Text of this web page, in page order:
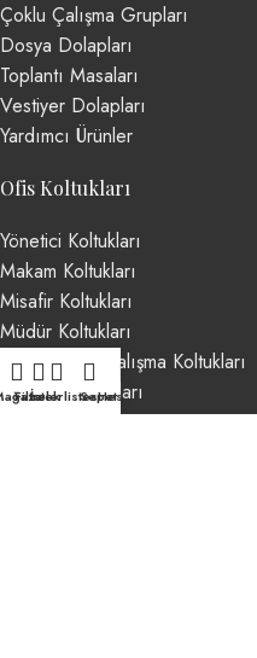
Çoklu Çalışma Grupları
Dosya Dolapları
Toplantı Masaları
Vestiyer Dolapları
Yardımcı Ürünler
Ofis Koltukları
Yönetici Koltukları
Makam Koltukları
Misafir Koltukları
Müdür Koltukları
Personel ve Çalışma Koltukları
Toplantı Koltukları
Filtreler
İstek listesi
SepetHesabım